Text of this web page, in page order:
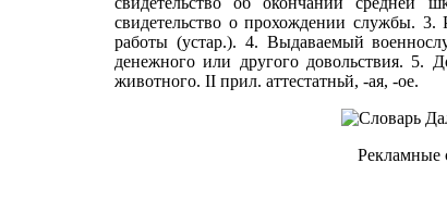
свидетельство о прохождении службы.
работы (устар.). 4. Выдаваемый
денежного или другого довольствия. 5.
животного. II прил. аттестатньй, -ая, -ое.
Рекламные